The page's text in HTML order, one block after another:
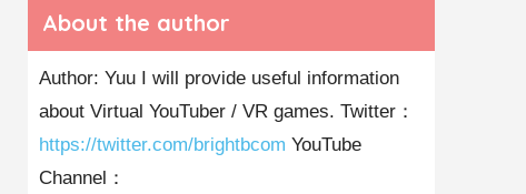
About the author
Author: Yuu I will provide useful information
about Virtual YouTuber / VR games. Twitter：
https://twitter.com/brightbcom YouTube
Channel：